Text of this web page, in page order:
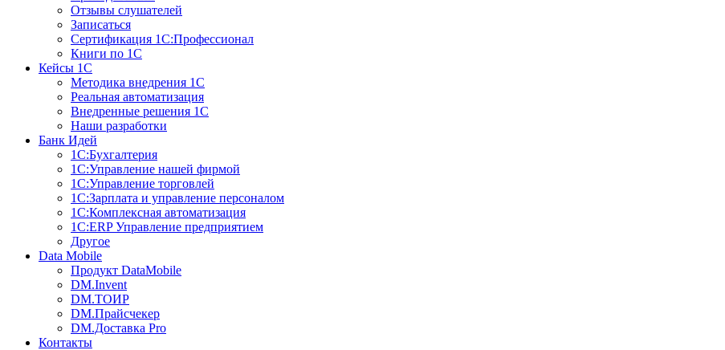
Отзывы слушателей
Записаться
Сертификация 1С:Профессионал
Книги по 1С
Кейсы 1С
Методика внедрения 1С
Реальная автоматизация
Внедренные решения 1С
Наши разработки
Банк Идей
1С:Бухгалтерия
1С:Управление нашей фирмой
1С:Управление торговлей
1С:Зарплата и управление персоналом
1С:Комплексная автоматизация
1С:ERP Управление предприятием
Другое
Data Mobile
Продукт DataMobile
DM.Invent
DM.ТОИР
DM.Прайсчекер
DM.Доставка Pro
Контакты